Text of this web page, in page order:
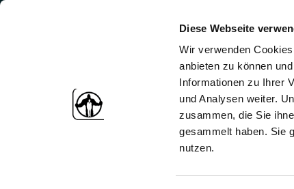
Diese Webseite
Wir verwenden
anbieten zu können
Informationen zu Ihrer
und Analysen weiter.
zusammen, die Sie
gesammelt haben. Sie
nutzen.
Wir